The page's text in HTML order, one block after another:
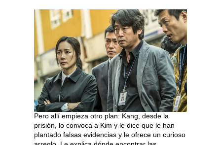
Pero allí empieza otro plan: Kang, desde la
prisión, lo convoca a Kim y le dice que le han
plantado falsas evidencias y le ofrece un curioso